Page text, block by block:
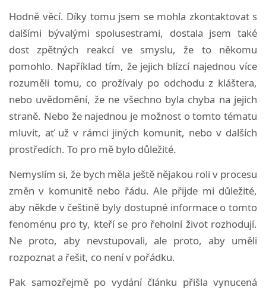
Hodně věcí. Díky tomu jsem se mohla zkontaktovat s
dalšími bývalými spolusestrami, dostala jsem také
dost zpětných reakcí ve smyslu, že to někomu
pomohlo. Například tím, že jejich blízcí najednou více
rozuměli tomu, co prožívaly po odchodu z kláštera,
nebo uvědomění, že ne všechno byla chyba na jejich
straně. Nebo že najednou je možnost o tomto tématu
mluvit, ať už v rámci jiných komunit, nebo v dalších
prostředích. To pro mě bylo důležité.
Nemyslím si, že bych měla ještě nějakou roli v procesu
změn v komunitě nebo řádu. Ale přijde mi důležité,
aby někde v češtině byly dostupné informace o tomto
fenoménu pro ty, kteří se pro řeholní život rozhodují.
Ne proto, aby nevstupovali, ale proto, aby uměli
rozpoznat a řešit, co není v pořádku.
Pak samozřejmě po vydání článku přišla vynucená